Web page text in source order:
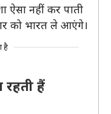
ऐसा नहीं कर पाती
को भारत ले आएंगे।
है
रहती हैं